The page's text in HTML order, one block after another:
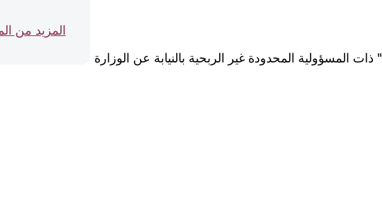
مُقدم من شركة "Was hab’ ich?‎" ذات المسؤولية المحدودة غير الربحية بالنيابة عن الوزارة
المزيد من